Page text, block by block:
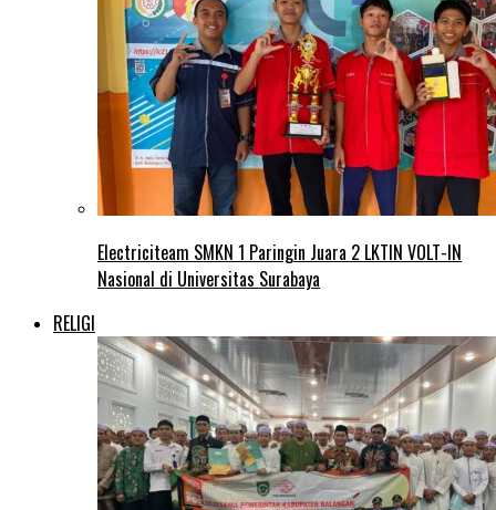
Electriciteam SMKN 1 Paringin Juara 2 LKTIN VOLT-IN
Nasional di Universitas Surabaya
RELIGI